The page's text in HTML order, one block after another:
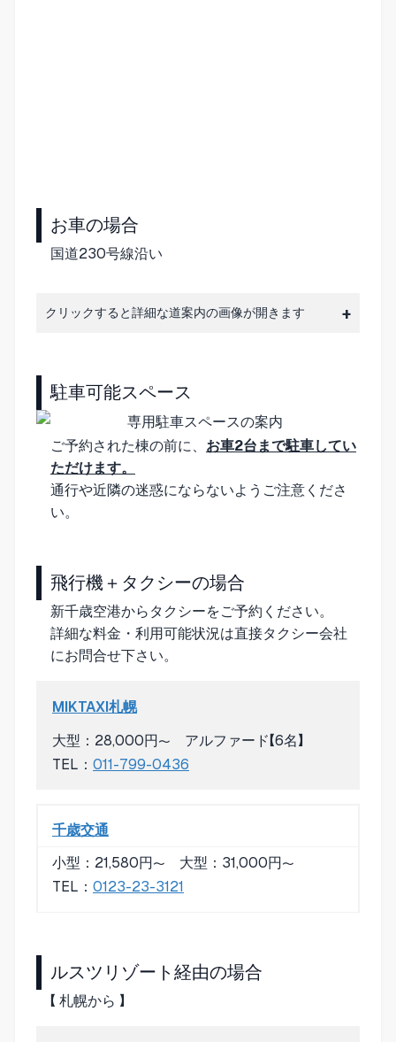
お車の場合
国道230号線沿い
クリックすると詳細な道案内の画像が開きます
駐車可能スペース
ご予約された棟の前に、 お車2台まで駐車してい
ただけます。
通行や近隣の迷惑にならないようご注意くださ
い。
飛行機＋タクシーの場合
新千歳空港からタクシーをご予約ください。
詳細な料金・利用可能状況は直接タクシー会社
にお問合せ下さい。
MIKTAXI札幌
大型：28,000円〜 アルファード【6名】
TEL： 011-799-0436
千歳交通
小型：21,580円〜 大型：31,000円〜
TEL： 0123-23-3121
ルスツリゾート経由の場合
【 札幌から 】